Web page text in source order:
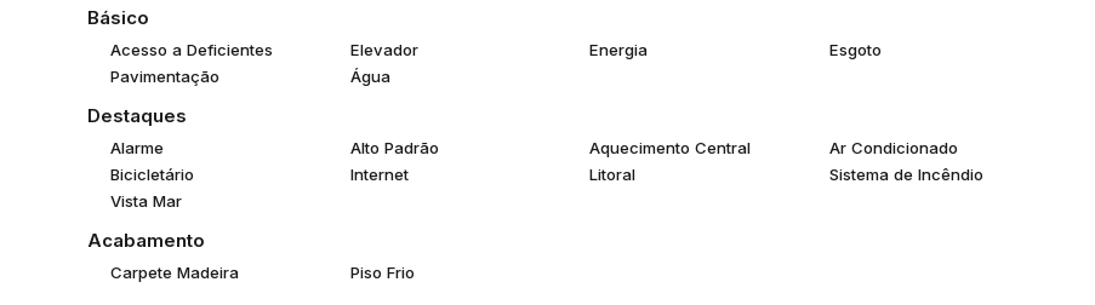
Básico
Acesso a Deficientes Elevador Energia
Esgoto
Pavimentação
Água
Destaques
Alarme Alto Padrão Aquecimento Central
Ar Condicionado
Bicicletário
Internet Litoral
Sistema de Incêndio
Vista Mar
Acabamento
Carpete Madeira Piso Frio